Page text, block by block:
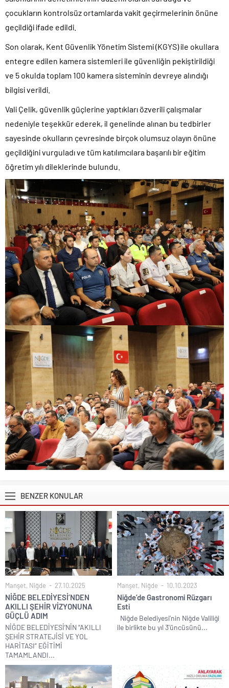
çocukların kontrolsüz ortamlarda vakit geçirmelerinin önüne
geçildiği ifade edildi.
Son olarak, Kent Güvenlik Yönetim Sistemi (KGYS) ile okullara
entegre edilen kamera sistemleri ile güvenliğin pekiştirildiği
ve 5 okulda toplam 100 kamera sisteminin devreye alındığı
bilgisi verildi.
Vali Çelik, güvenlik güçlerine yaptıkları özverili çalışmalar
nedeniyle teşekkür ederek, il genelinde alınan bu tedbirler
sayesinde okulların çevresinde birçok olumsuz olayın önüne
geçildiğini vurguladı ve tüm katılımcılara başarılı bir eğitim
öğretim yılı dileklerinde bulundu.
BENZER KONULAR
Manşet, Niğde 27.10.2025
NİĞDE BELEDİYESİ’NDEN
AKILLI ŞEHİR VİZYONUNA
GÜÇLÜ ADIM
NİĞDE BELEDİYESİ’NİN “AKILLI
ŞEHİR STRATEJİSİ VE YOL
HARİTASI” EĞİTİMİ
TAMAMLANDI...
Manşet, Niğde 10.10.2023
Niğde’de Gastronomi Rüzgarı
Esti
Niğde Belediyesi’nin Niğde Valiliği
ile birlikte bu yıl 3’üncüsünü...